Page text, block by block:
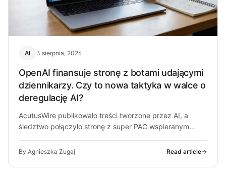
AI 3 sierpnia, 2026
OpenAI finansuje stronę z botami udającymi
dziennikarzy. Czy to nowa taktyka w walce o
deregulację AI?
AcutusWire publikowało treści tworzone przez AI, a
śledztwo połączyło stronę z super PAC wspieranym
By Agnieszka Zugaj Read article